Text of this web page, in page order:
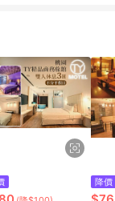
降價